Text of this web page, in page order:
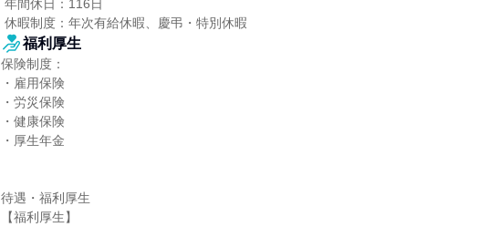
休暇制度：年次有給休暇、慶弔・特別休暇
福利厚生
保険制度：
・雇用保険
・労災保険
・健康保険
・厚生年金
待遇・福利厚生
【福利厚生】